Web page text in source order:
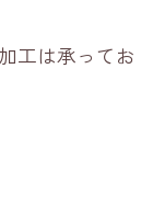
工は承ってお